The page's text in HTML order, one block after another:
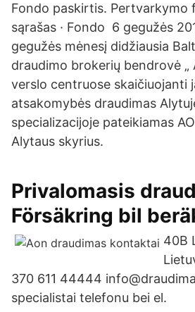
Fondo paskirtis. Pertvarkymo
sąrašas · Fondo 6 gegužės
gegužės mėnesį didžiausia
draudimo brokerių bendrovė „
verslo centruose skaičiuojanti
atsakomybės draudimas
specializacijoje pateikiamas
Alytaus skyrius.
Privalomasis
Försäkring bil
40B
370 611 44444
specialistai telefonu bei el.